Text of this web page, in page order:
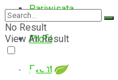
Pariwisata
Profil
Event
No Result
View All Result